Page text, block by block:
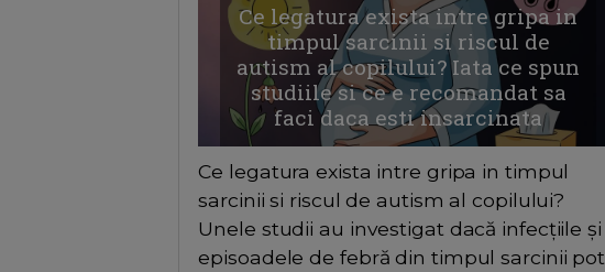
Ce legatura exista intre gripa in
timpul sarcinii si riscul de
autism al copilului? Iata ce spun
studiile si ce e recomandat sa
faci daca esti insarcinata
Ce legatura exista intre gripa in timpul
sarcinii si riscul de autism al copilului?
Unele studii au investigat dacă infecțiile și
episoadele de febră din timpul sarcinii pot